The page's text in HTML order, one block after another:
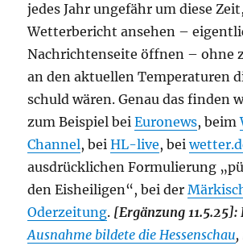
jedes Jahr ungefähr um diese
Wetterbericht ansehen –
Nachrichtenseite öffnen – ohne
an den aktuellen Temperaturen
schuld wären. Genau das finden
zum Beispiel beiEuronews, beim
Channel, beiHL-live, bei
ausdrücklichen Formulierung
den Eisheiligen“, bei der
Oderzeitung. [Ergänzung 11.5.25]:
Ausnahme bildete die Hessenschau,